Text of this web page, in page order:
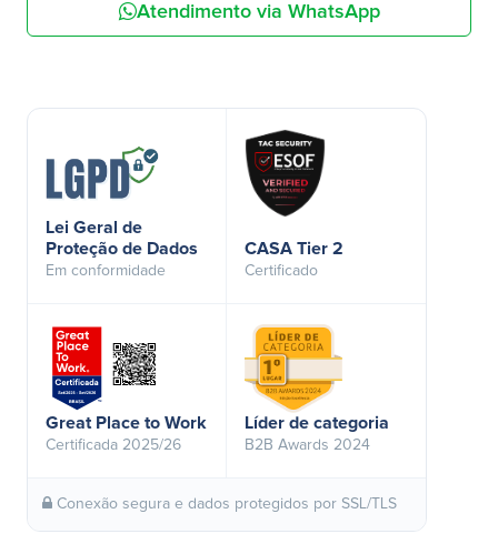
Atendimento via WhatsApp
Lei Geral de
Proteção de Dados
Em conformidade
CASA Tier 2
Certificado
Great Place to Work
Certificada 2025/26
Líder de categoria
B2B Awards 2024
Conexão segura e dados protegidos por SSL/TLS